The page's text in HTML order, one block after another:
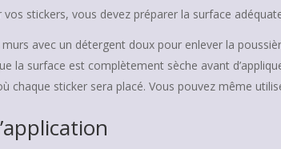
stickers, vous devez préparer la surface
avec un détergent doux pour enlever la
la surface est complètement sèche avant
chaque sticker sera placé. Vous pouvez même